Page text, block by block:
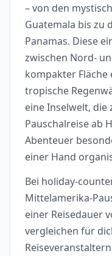
– von den
Guatemala bis zu
Panamas. Diese
zwischen Nord-
kompakter Fläche
tropische
eine Inselwelt, die
Pauschalreise ab
Abenteuer
einer Hand
Bei holiday-
Mittelamerika-
einer Reisedauer
vergleichen für